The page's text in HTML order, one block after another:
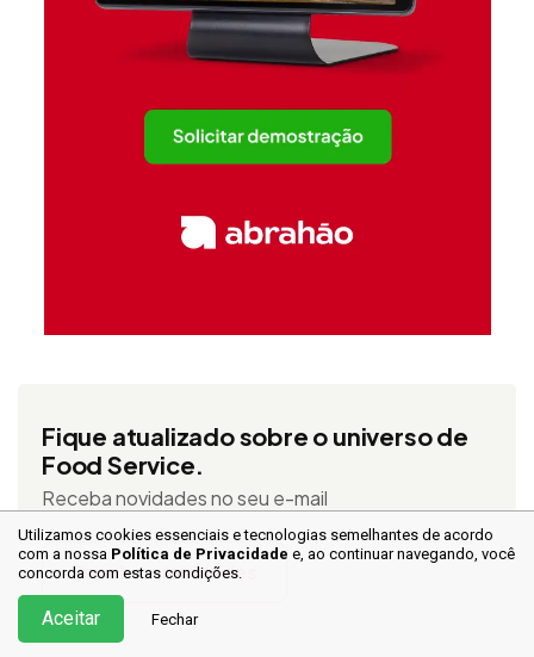
Fique atualizado sobre o universo de
Food Service.
Receba novidades no seu e-mail
Receber novidades
Utilizamos cookies essenciais e tecnologias semelhantes de acordo
com a nossa Política de Privacidade e, ao continuarnavegando, você
concorda com estas condições.
Aceitar Fechar